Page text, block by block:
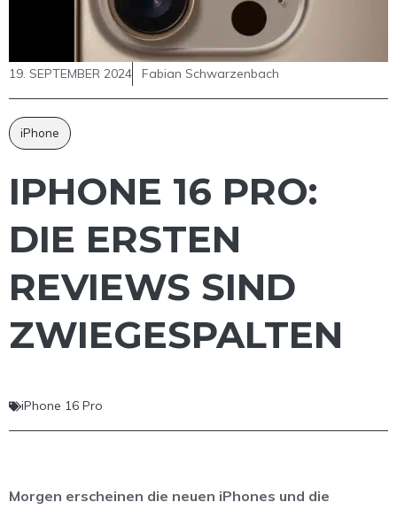
19. SEPTEMBER 2024 Fabian Schwarzenbach
iPhone
IPHONE 16 PRO:
DIE ERSTEN
REVIEWS SIND
ZWIEGESPALTEN
iPhone 16 Pro
Morgen erscheinen die neuen iPhones und die